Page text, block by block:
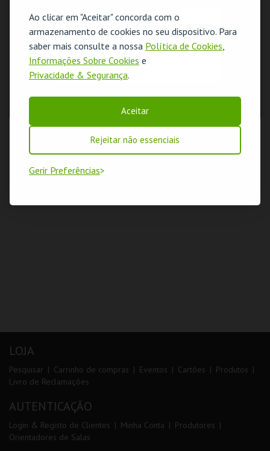
Ao clicar em "Aceitar" concorda com o
armazenamento de cookies no seu dispositivo. Para
saber mais consulte a nossa Política de Cookies
Informações Sobre Cookies e
Privacidade & Segurança.
Aceitar
Rejeitar não essenciais
Gerir Preferências
LOJA
Pesquisar Carrinho de compras Eventos Cartões
Produtos
Livro de Reclamações
AUTENTICAÇÃO
Login & Registo de Clientes Minha Conta
Produtores
Orientadores de Salas
O evento escolhido não está disponível
OK